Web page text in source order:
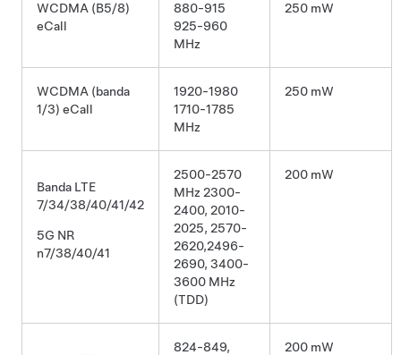
WCDMA (B5/8)
eCall
880-915
925-960
MHz
250 mW
WCDMA (banda
1/3) eCall
1920-1980
1710-1785
MHz
250 mW
Banda LTE
7/34/38/40/41/42
5G NR
n7/38/40/41
2500-2570
MHz 2300-
2400, 2010-
2025, 2570-
2620,2496-
2690, 3400-
3600 MHz
(TDD)
200 mW
824-849,
200 mW